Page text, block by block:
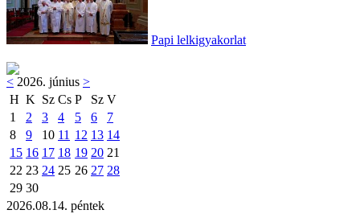
Papi lelkigyakorlat
< 2026. június >
H K Sz Cs P Sz V
1
2 3 4 5 6
7
8
9 10 11 12 13 14
15 16 17 18 19 20 21
22 23 24 25 26 27 28
29 30
2026.08.14. péntek